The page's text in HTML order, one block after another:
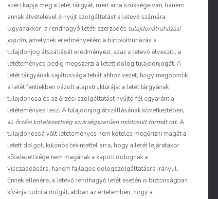
azért kapja meg a letét tárgyát, mert arra szüksége van, hanem
annak átvételével ő nyújt szolgáltatást a letevő számára.
Ugyanakkor, a rendhagyó letéti szerződés tulajdonátruházási
jogcím, amelynek eredményeként a birtokátruházás a
tulajdonjog átszállását eredményezi, azaz a letevő elveszíti, a
letéteményes pedig megszerzi a letett dolog tulajdonjogát. A
letét tárgyának sajátossága tehát ahhoz vezet, hogy megbomlik
a letét fentiekben vázolt alapstruktúrája: a letét tárgyának
tulajdonosa és az őrzési szolgáltatást nyújtó fél egyaránt a
letéteményes lesz. A tulajdonjog átszállásának következtében,
az őrzési kötelezettség szükségszerűen módosult formát ölt. A
tulajdonossá vált letéteményes nem köteles megőrizni magát a
letett dolgot, különös tekintettel arra, hogy a letét lejáratakor
kötelezettsége nem magának a kapott dolognak a
visszaadására, hanem fajlagos dologszolgáltatásra irányul.
Ennek ellenére, a letevő rendhagyó letét esetén is biztonságban
kívánja tudni a dolgát, abban az értelemben, hogy a